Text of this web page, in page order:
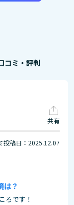
コミ・評判
共有
投稿日：2025.12.07
は？
ろです！